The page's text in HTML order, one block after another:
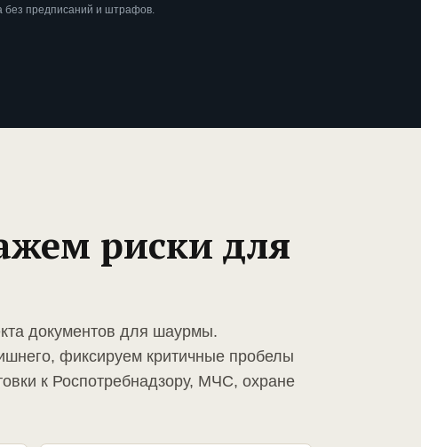
без предписаний и штрафов.
риски для
документов для шаурмы.
фиксируем критичные пробелы
к Роспотребнадзору, МЧС, охране